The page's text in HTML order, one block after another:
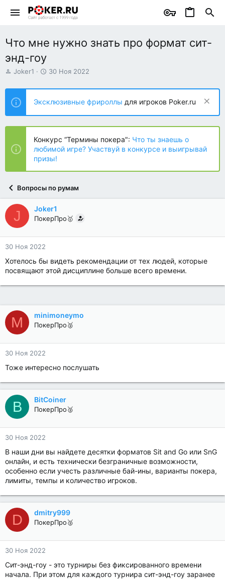
Что мне нужно знать про формат cит-
энд-гоу
А
т
о
р
т
е
ы
Joker1
Д
т
н
а
ч
л
а
30 Ноя 2022
Эксклюзивные фрироллы для игроков Poker.ru
Конкурс “Термины покера": Что ты знаешь о
любимой игре? Участвуй в конкурсе и выигрывай
призы!
Вопросы по румам
J Joker1
ПокерПро🥇
30 Ноя 2022
Хотелось бы видеть рекомендации от тех людей, которые
посвящают этой дисциплине больше всего времени.
M minimoneymo
ПокерПро🥈
30 Ноя 2022
Тоже интересно послушать
B BitCoiner
ПокерПро🥈
30 Ноя 2022
В наши дни вы найдете десятки форматов Sit and Go или SnG
онлайн, и есть технически безграничные возможности,
особенно если учесть различные бай-ины, варианты покера,
лимиты, темпы и количество игроков.
D dmitry999
ПокерПро🥈
30 Ноя 2022
Сит-энд-гоу - это турниры без фиксированного времени
начала. При этом для каждого турнира сит-энд-гоу заранее